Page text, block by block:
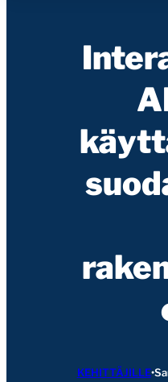
KEHITTÄJILLE•